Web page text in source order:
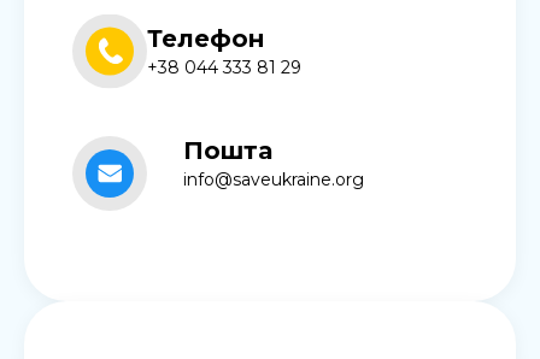
Телефон
+38 044 333 81 29
Пошта
info@saveukraine.org